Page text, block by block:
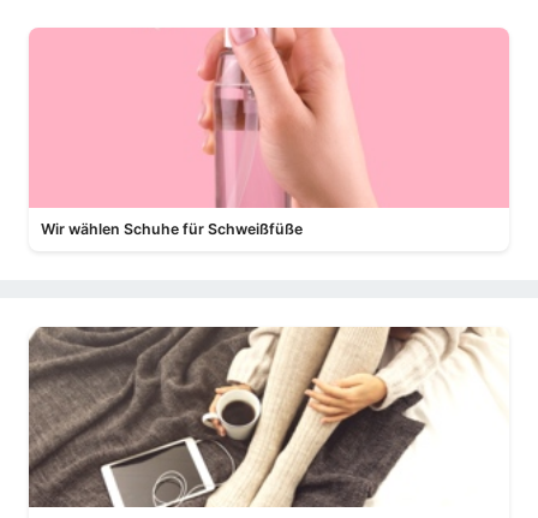
Wir wählen Schuhe für Schweißfüße